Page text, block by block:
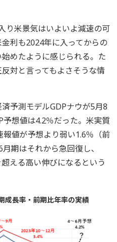
り米景気はいよいよ減速の可
利も2024年に入ってからの
めたように感じられる。た
対と言ってもよさそうな情
予測モデルGDPナウが5月8
想値は4.2％だった。米実質
値が予想より弱い1.6％（前
期はそれから急回復し、
える高い伸びになるという
成長率・前期比年率の実績